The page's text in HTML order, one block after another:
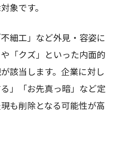
象です。
細工」など外見・容姿に
「クズ」といった内面的
該当します。企業に対し
」「お先真っ暗」など定
も削除となる可能性が高